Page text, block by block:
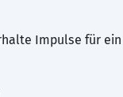
Impulse für ein